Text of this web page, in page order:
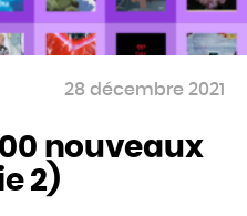
nouveaux
2)
28 décembre 2021